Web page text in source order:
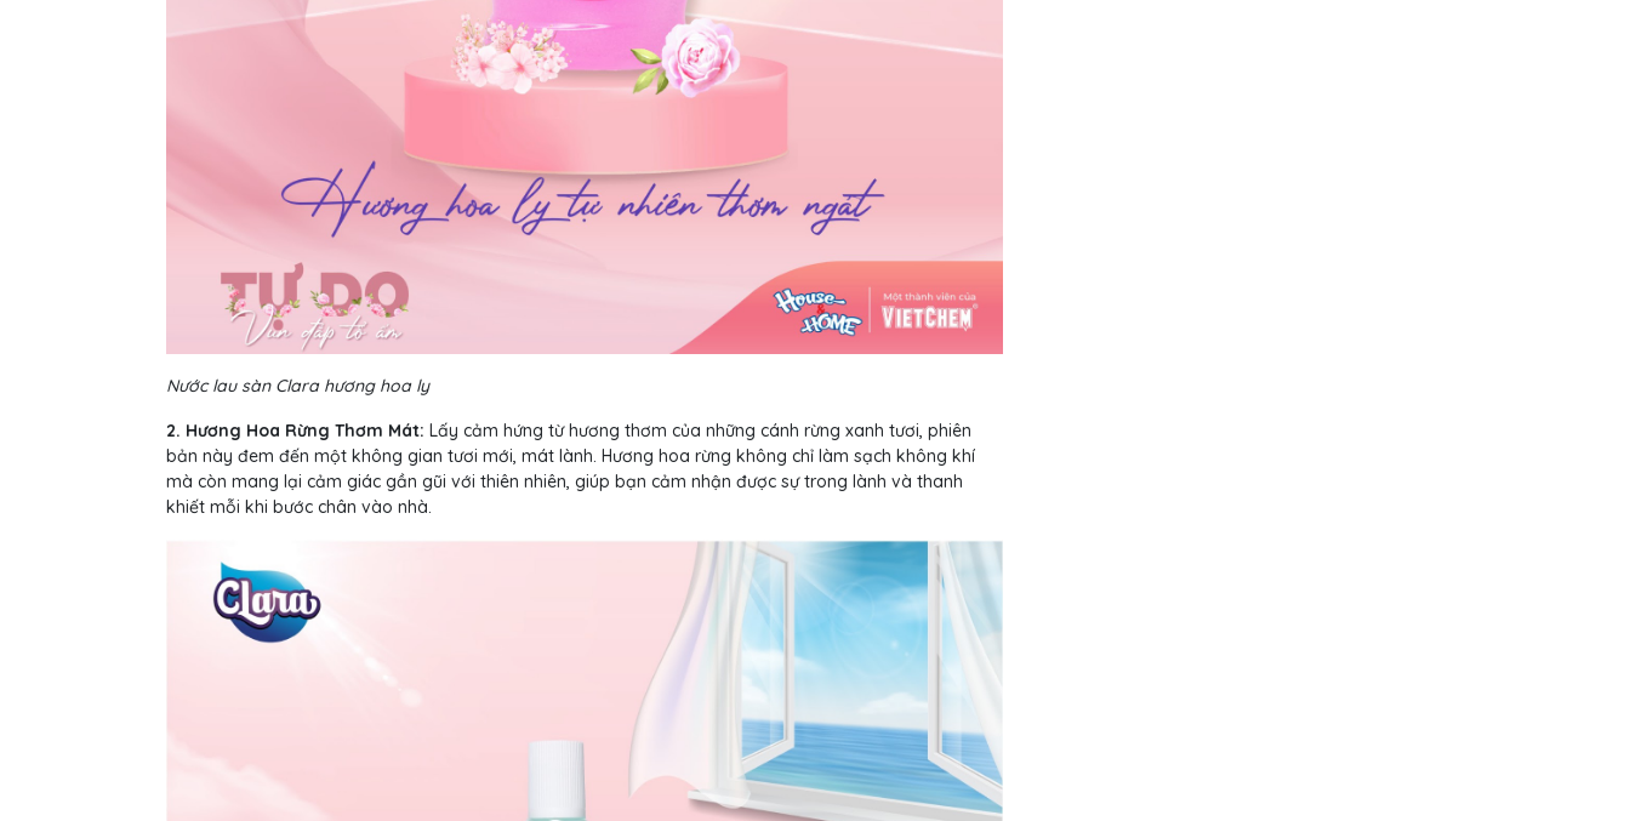
Nước lau sàn Clara hương hoa ly
2. Hương Hoa Rừng Thơm Mát: Lấy cảm hứng từ hương thơm của những cánh rừng xanh tươi, phiên
bản này đem đến một không gian tươi mới, mát lành. Hương hoa rừng không chỉ làm sạch không khí
mà còn mang lại cảm giác gần gũi với thiên nhiên, giúp bạn cảm nhận được sự trong lành và thanh
khiết mỗi khi bước chân vào nhà.